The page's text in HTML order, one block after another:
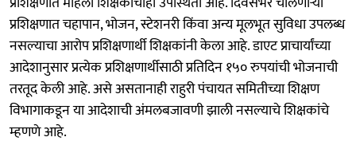
प्रशिक्षणात चहापान, भोजन, स्टेशनरी किंवा अन्य मूलभूत सुविधा उपलब्ध
नसल्याचा आरोप प्रशिक्षणार्थी शिक्षकांनी केला आहे. डाएट प्राचार्यांच्या
आदेशानुसार प्रत्येक प्रशिक्षणार्थीसाठी प्रतिदिन १५० रुपयांची भोजनाची
तरतूद केली आहे. असे असतानाही राहुरी पंचायत समितीच्या शिक्षण
विभागाकडून या आदेशाची अंमलबजावणी झाली नसल्याचे शिक्षकांचे
म्हणणे आहे.